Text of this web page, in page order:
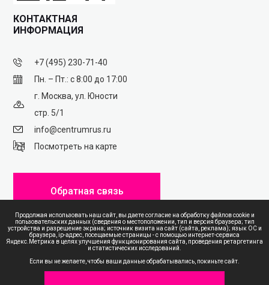
КОНТАКТНАЯ
ИНФОРМАЦИЯ
+7 (495) 230-71-40
Пн. – Пт.: с 8:00 до 17:00
г. Москва, ул. Юности
стр. 5/1
info@centrumrus.ru
Посмотреть на карте
Обратная связь
ПОЛИТИКА КОНФИДЕНЦИАЛЬНОСТИ
КАРТА САЙТА
Продолжая использовать наш сайт, вы даете согласие на обработку файлов cookie и
пользовательских данных (сведения о местоположении, тип и версия браузера; тип
устройства и разрешение экрана; источник визита на сайт (сайта, реклама); язык ОС и
браузера, ip-адрес, посещаемые страницы - с помощью интернет-сервиса
Яндекс.Метрика в целях улучшения функционирования сайта, проведения ретаргетинга
и статистических исследований.
Если вы не желаете, чтобы ваши данные обрабатывались, покиньте сайт.